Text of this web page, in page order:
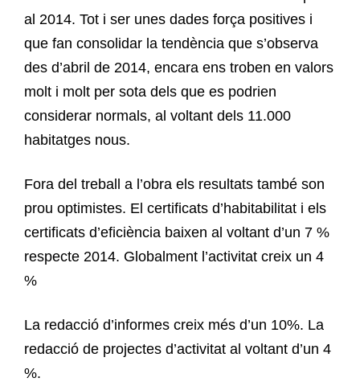
al 2014. Tot i ser unes dades força positives i
que fan consolidar la tendència que s’observa
des d’abril de 2014, encara ens troben en valors
molt i molt per sota dels que es podrien
considerar normals, al voltant dels 11.000
habitatges nous.
Fora del treball a l’obra els resultats també son
prou optimistes. El certificats d’habitabilitat i els
certificats d’eficiència baixen al voltant d’un 7 %
respecte 2014. Globalment l’activitat creix un 4
%
La redacció d’informes creix més d’un 10%. La
redacció de projectes d’activitat al voltant d’un 4
%.